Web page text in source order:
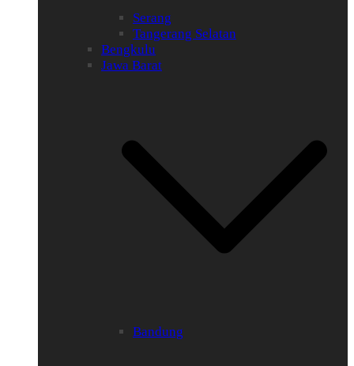
Serang
Tangerang Selatan
Bengkulu
Jawa Barat
Bandung